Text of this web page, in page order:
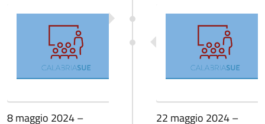
8 maggio 2024 –
22 maggio 2024 –